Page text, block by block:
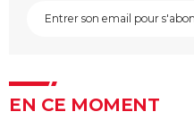
EN CE MOMENT